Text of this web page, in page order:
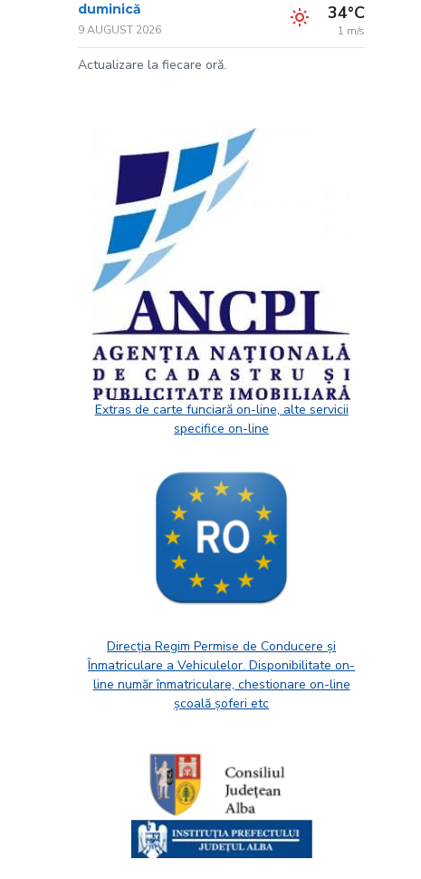
duminică
9 AUGUST 2026
34°C
1 m/s
Actualizare la fiecare oră.
Extras de carte funciară on-line, alte servicii
specifice on-line
Direcția Regim Permise de Conducere și
Înmatriculare a Vehiculelor. Disponibilitate on-
line număr înmatriculare, chestionare on-line
școală șoferi etc